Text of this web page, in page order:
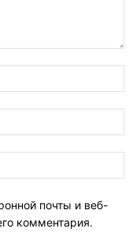
почты и веб-
комментария.